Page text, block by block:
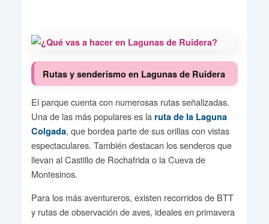
Rutas y senderismo en Lagunas de Ruidera
El parque cuenta con numerosas rutas señalizadas.
Una de las más populares es la ruta de la Laguna
Colgada, que bordea parte de sus orillas con vistas
espectaculares. También destacan los senderos que
llevan al Castillo de Rochafrida o la Cueva de
Montesinos.
Para los más aventureros, existen recorridos de BTT
y rutas de observación de aves, ideales en primavera